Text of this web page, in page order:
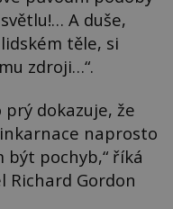
A duše,
těle, si
zdroji…“.
dokazuje, že
naprosto
být pochyb,“ říká
Richard Gordon